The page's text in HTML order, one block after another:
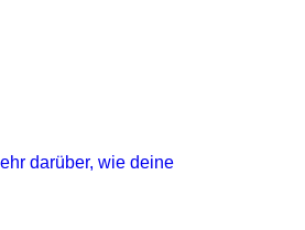
darüber, wie deine